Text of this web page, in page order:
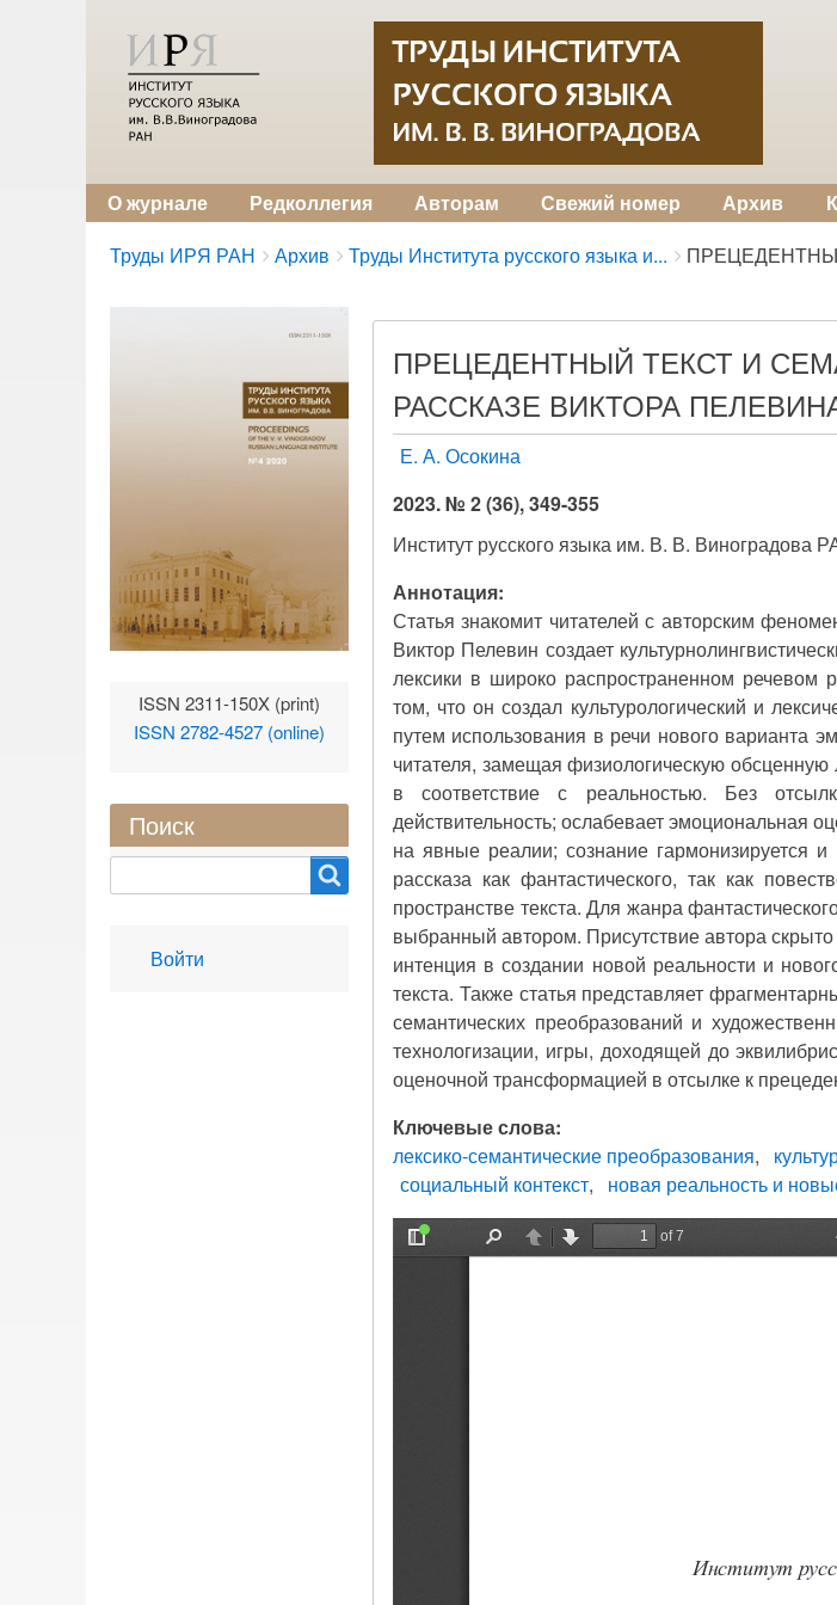
О журнале Редколлегия Авторам Свежий номер Архив
Breadcrumbs
You
Труды ИРЯ РАН Архив Труды Института русского языка и...
ПРЕЦЕДЕНТНЫЙ ТЕКСТ И
РАССКАЗЕ ВИКТОРА
Е. А. Осокина
2023. № 2 (36), 349-355
Институт русского языка им. В. В. Виноградова
Аннотация:
Статья знакомит читателей с авторским
Виктор Пелевин создает
лексики в широко распространенном речевом
том, что он создал культурологический и
путем использования в речи нового варианта
читателя, замещая физиологическую
в соответствие с реальностью. Без
действительность; ослабевает эмоциональная
на явные реалии; сознание гармонизируется
рассказа как фантастического, так как
пространстве текста. Для жанра
выбранный автором. Присутствие автора
интенция в создании новой реальности и
текста. Также статья представляет
семантических преобразований и
технологизации, игры, доходящей до
оценочной трансформацией в отсылке к
Ключевые слова:
лексико-семантические преобразования
социальный контекст
новая реальность и
ISSN 2311-150X (print)
ISSN 2782-4527 (online)
Поиск
User
account
Войти